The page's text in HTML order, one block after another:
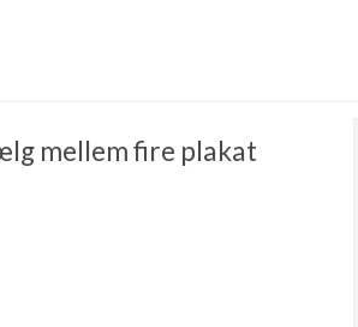
mellem fire plakat